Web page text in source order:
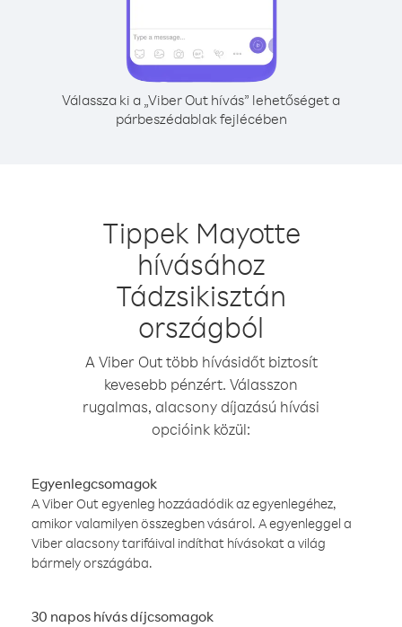
Válassza ki a „Viber Out hívás” lehetőséget a
párbeszédablak fejlécében
Tippek Mayotte
hívásához
Tádzsikisztán
országból
A Viber Out több hívásidőt biztosít
kevesebb pénzért. Válasszon
rugalmas, alacsony díjazású hívási
opcióink közül:
Egyenlegcsomagok
A Viber Out egyenleg hozzáadódik az egyenlegéhez,
amikor valamilyen összegben vásárol. A egyenleggel a
Viber alacsony tarifáival indíthat hívásokat a világ
bármely országába.
30 napos hívás díjcsomagok